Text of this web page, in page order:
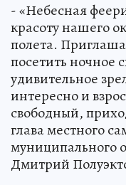
- «Небесная
красоту нашего
полета.
посетить ночное
удивительное
интересно и
свободный,
глава местного
муниципального
Дмитрий